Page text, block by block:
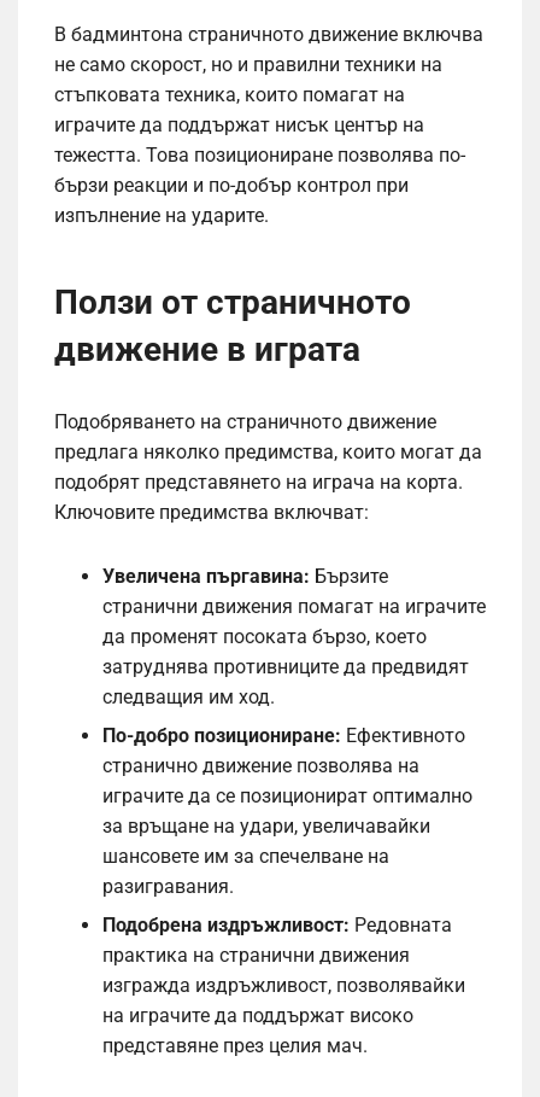
В бадминтона страничното движение включва
не само скорост, но и правилни техники на
стъпковата техника, които помагат на
играчите да поддържат нисък център на
тежестта. Това позициониране позволява по-
бързи реакции и по-добър контрол при
изпълнение на ударите.
Ползи от страничното
движение в играта
Подобряването на страничното движение
предлага няколко предимства, които могат да
подобрят представянето на играча на корта.
Ключовите предимства включват:
Увеличена пъргавина: Бързите
странични движения помагат на играчите
да променят посоката бързо, което
затруднява противниците да предвидят
следващия им ход.
По-добро позициониране: Ефективното
странично движение позволява на
играчите да се позиционират оптимално
за връщане на удари, увеличавайки
шансовете им за спечелване на
разигравания.
Подобрена издръжливост: Редовната
практика на странични движения
изгражда издръжливост, позволявайки
на играчите да поддържат високо
представяне през целия мач.